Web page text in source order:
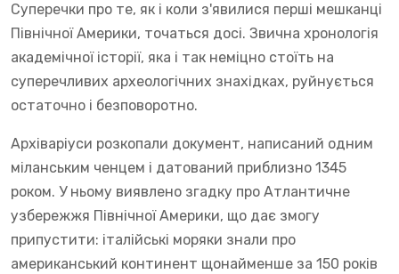
Суперечки про те, як і коли з'явилися перші мешканці
Північної Америки, точаться досі. Звична хронологія
академічної історії, яка і так неміцно стоїть на
суперечливих археологічних знахідках, руйнується
остаточно і безповоротно.
Архіваріуси розкопали документ, написаний одним
міланським ченцем і датований приблизно 1345
роком. У ньому виявлено згадку про Атлантичне
узбережжя Північної Америки, що дає змогу
припустити: італійські моряки знали про
американський континент щонайменше за 150 років